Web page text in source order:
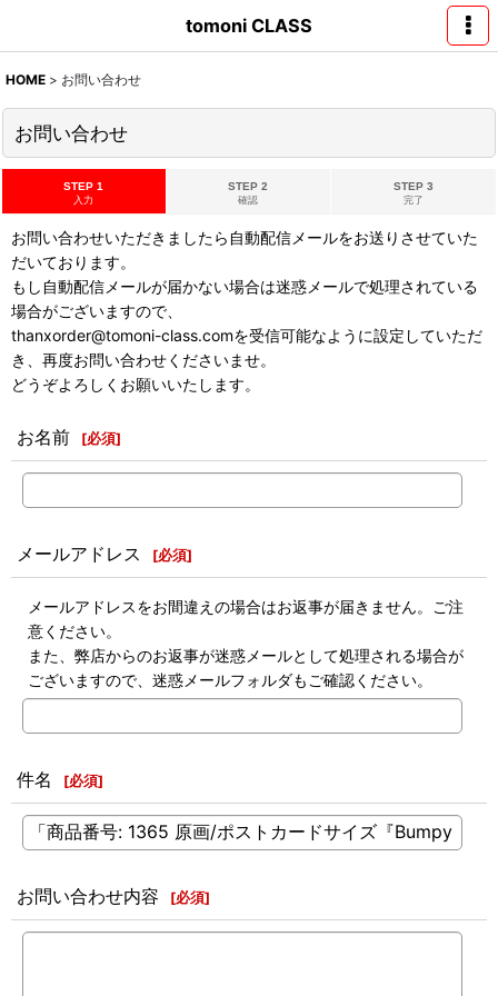
tomoni CLASS
HOME > お問い合わせ
お問い合わせ
STEP 1
入力
STEP 2
確認
STEP 3
完了
お問い合わせいただきましたら自動配信メールをお送りさせていた
だいております。
もし自動配信メールが届かない場合は迷惑メールで処理されている
場合がございますので、
thanxorder@tomoni-class.comを受信可能なように設定していただ
き、再度お問い合わせくださいませ。
どうぞよろしくお願いいたします。
お名前 [必須]
メールアドレス [必須]
メールアドレスをお間違えの場合はお返事が届きません。ご注
意ください。
また、弊店からのお返事が迷惑メールとして処理される場合が
ございますので、迷惑メールフォルダもご確認ください。
件名 [必須]
お問い合わせ内容 [必須]